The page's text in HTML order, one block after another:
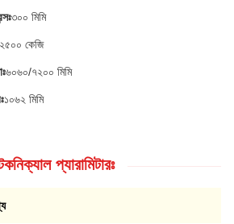
৩০০ মিমি
২৫০০ কেজি
৬০৬০/৭২০০ মিমি
১০৬২ মিমি
প্যারামিটারঃ